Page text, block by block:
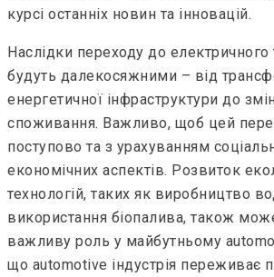
курсі останніх новин та інновацій.
Наслідки переходу до електричного
будуть далекосяжними – від
енергетичної інфраструктури до
споживання. Важливо, щоб цей
поступово та з урахуванням
економічних аспектів. Розвиток
технологій, таких як виробництво
використання біопалива, також
важливу роль у майбутньому
що automotive індустрія переживає